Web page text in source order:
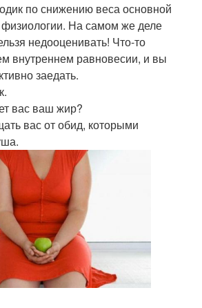
по снижению веса основной
физиологии. На самом же деле
недооценивать! Что-то
внутреннем равновесии, и вы
заедать.
вас ваш жир?
вас от обид, которыми